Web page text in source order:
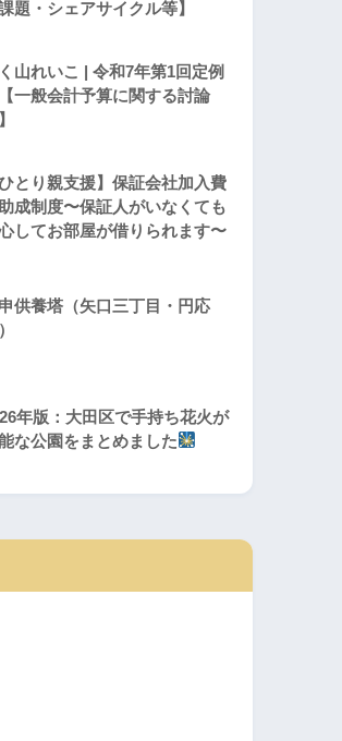
題・シェアサイクル等】
山れいこ | 令和7年第1回定例
一般会計予算に関する討論
ひとり親支援】保証会社加入費
成制度〜保証人がいなくても
してお部屋が借りられます〜
供養塔（矢口三丁目・円応
年版：大田区で手持ち花火が
な公園をまとめました